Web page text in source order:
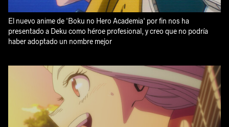
El nuevo anime de 'Boku no Hero Academia' por fin nos ha
presentado a Deku como héroe profesional, y creo que no podría
haber adoptado un nombre mejor